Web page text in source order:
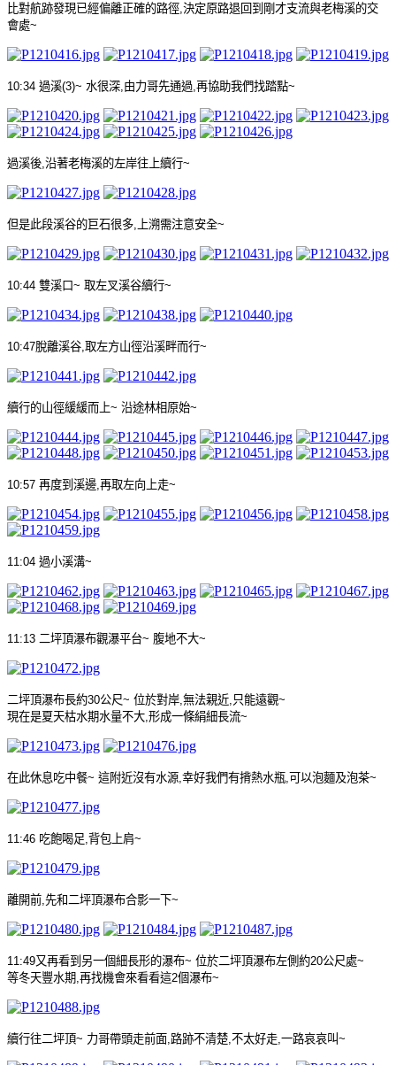
比對航跡發現已經偏離正確的路徑 決定原路退回到剛才支流與老梅溪的交
會處~
10:34 過溪(3)~ 水很深 由力哥先通過 再協助我們找踏點~
過溪後 沿著老梅溪的左岸往上續行~
但是此段溪谷的巨石很多 上溯需注意安全~
10:44 雙溪口~ 取左叉溪谷續行~
10:47脫離溪谷 取左方山徑沿溪畔而行~
續行的山徑緩緩而上~ 沿途林相原始~
10:57 再度到溪邊 再取左向上走~
11:04 過小溪溝~
11:13 二坪頂瀑布觀瀑平台~ 腹地不大~
二坪頂瀑布長約30公尺~ 位於對岸 無法親近 只能遠觀~
現在是夏天枯水期水量不大 形成一條絹細長流~
在此休息吃中餐~ 這附近沒有水源 幸好我們有揹熱水瓶 可以泡麵及泡茶~
11:46 吃飽喝足 背包上肩~
離開前 先和二坪頂瀑布合影一下~
11:49又再看到另一個細長形的瀑布~ 位於二坪頂瀑布左側約20公尺處~
等冬天豐水期 再找機會來看看這2個瀑布~
續行往二坪頂~ 力哥帶頭走前面 路跡不清楚 不太好走 一路哀哀叫~